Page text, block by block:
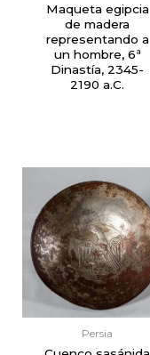
Maqueta egipcia
de madera
representando a
un hombre, 6ª
Dinastía, 2345-
2190 a.C.
Persia